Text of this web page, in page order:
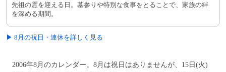
先祖の霊を迎える日。墓参りや特別な食事をとることで、家族の絆
を深める期間。
▶ 8月の祝日・連休を詳しく見る
2006年8月のカレンダー。8月は祝日はありませんが、15日(火)